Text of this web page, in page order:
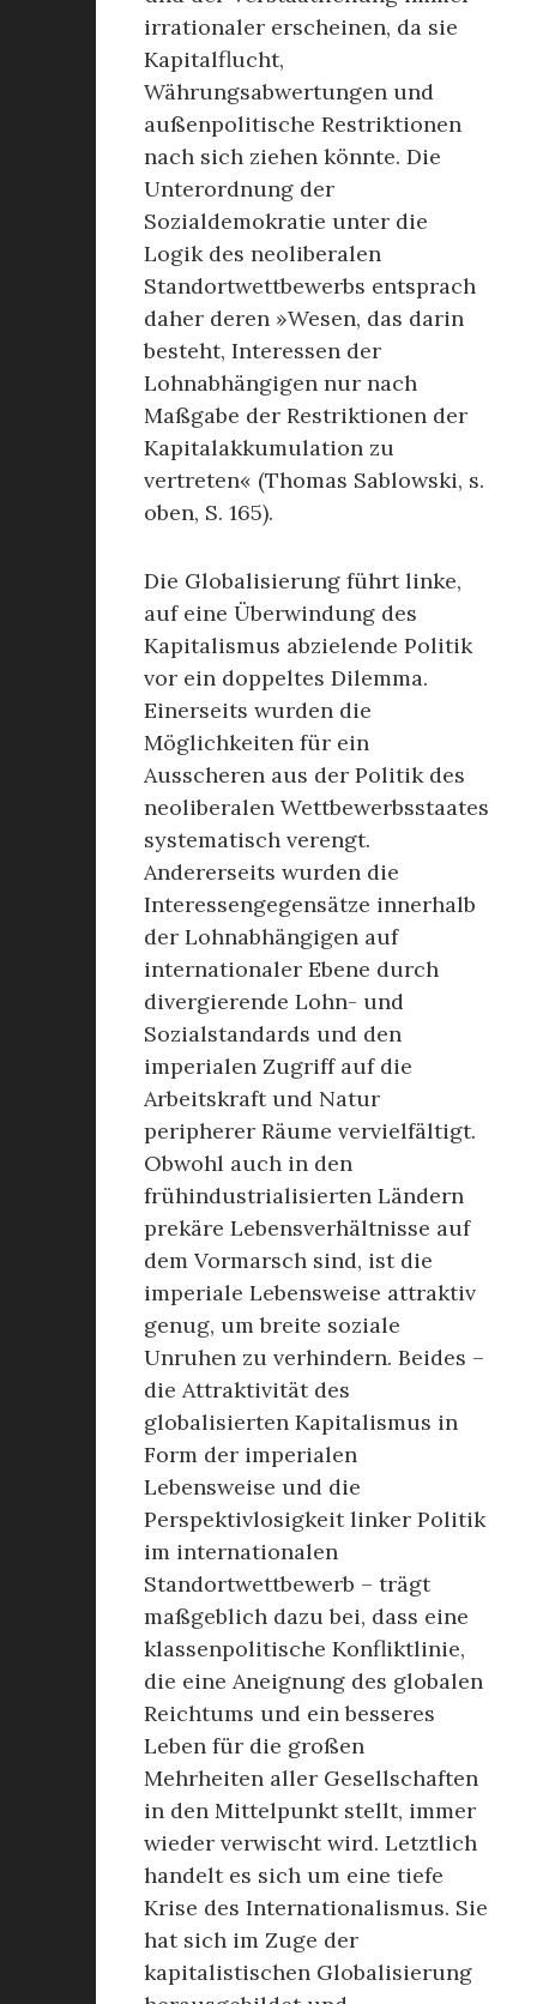
irrationaler erscheinen, da sie
Kapitalflucht,
Währungsabwertungen und
außenpolitische Restriktionen
nach sich ziehen könnte. Die
Unterordnung der
Sozialdemokratie unter die
Logik des neoliberalen
Standortwettbewerbs entsprach
daher deren »Wesen, das darin
besteht, Interessen der
Lohnabhängigen nur nach
Maßgabe der Restriktionen der
Kapitalakkumulation zu
vertreten« (Thomas Sablowski, s.
oben, S. 165).
Die Globalisierung führt linke,
auf eine Überwindung des
Kapitalismus abzielende Politik
vor ein doppeltes Dilemma.
Einerseits wurden die
Möglichkeiten für ein
Ausscheren aus der Politik des
neoliberalen Wettbewerbsstaates
systematisch verengt.
Andererseits wurden die
Interessengegensätze innerhalb
der Lohnabhängigen auf
internationaler Ebene durch
divergierende Lohn- und
Sozialstandards und den
imperialen Zugriff auf die
Arbeitskraft und Natur
peripherer Räume vervielfältigt.
Obwohl auch in den
frühindustrialisierten Ländern
prekäre Lebensverhältnisse auf
dem Vormarsch sind, ist die
imperiale Lebensweise attraktiv
genug, um breite soziale
Unruhen zu verhindern. Beides –
die Attraktivität des
globalisierten Kapitalismus in
Form der imperialen
Lebensweise und die
Perspektivlosigkeit linker Politik
im internationalen
Standortwettbewerb – trägt
maßgeblich dazu bei, dass eine
klassenpolitische Konfliktlinie,
die eine Aneignung des globalen
Reichtums und ein besseres
Leben für die großen
Mehrheiten aller Gesellschaften
in den Mittelpunkt stellt, immer
wieder verwischt wird. Letztlich
handelt es sich um eine tiefe
Krise des Internationalismus. Sie
hat sich im Zuge der
kapitalistischen Globalisierung